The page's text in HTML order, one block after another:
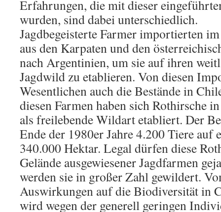
Erfahrungen, die mit dieser
wurden, sind dabei unterschiedlich.
Jagdbegeisterte Farmer importierten
aus den Karpaten und den
nach Argentinien, um sie auf ihren
Jagdwild zu etablieren. Von diesen
Wesentlichen auch die Bestände in
diesen Farmen haben sich Rothirsche
als freilebende Wildart etabliert. Der
Ende der 1980er Jahre 4.200 Tiere auf
340.000 Hektar. Legal dürfen diese
Gelände ausgewiesener Jagdfarmen
werden sie in großer Zahl gewildert.
Auswirkungen auf die Biodiversität in
wird wegen der generell geringen